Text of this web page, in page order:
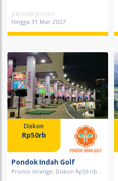
periode promo
Hingga 31 Mar 2027
Diskon
Rp50rb
Pondok Indah Golf
Promo Inrange, Diskon Rp50 rib...